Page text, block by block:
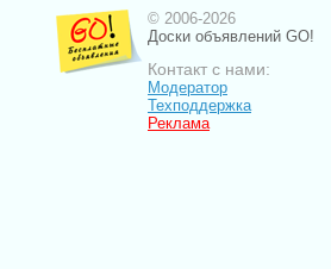
© 2006-2026
Доски объявлений GO!
Контакт с нами:
Модератор
Техподдержка
Реклама